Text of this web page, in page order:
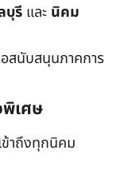
บุรี และ นิคม
สนับสนุนภาคการ
พิเศษ
ข้าถึงทุกนิคม